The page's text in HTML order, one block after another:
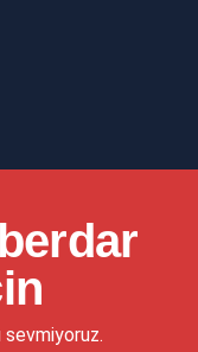
sevmiyoruz.